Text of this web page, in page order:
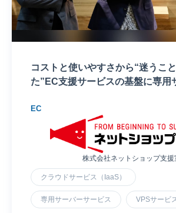
コストと使いやすさから“迷うこ
た”EC支援サービスの基盤に専用
EC
株式会社ネットショップ支援
クラウドサービス（IaaS）
専用サーバーサービス VPSサービ